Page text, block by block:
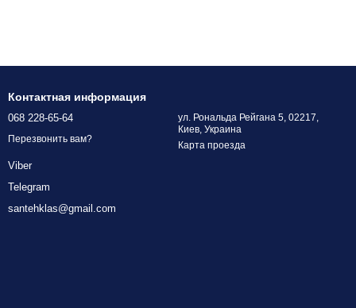
Контактная информация
068 228-65-64
Перезвонить вам?
Viber
Telegram
santehklas@gmail.com
ул. Рональда Рейгана 5, 02217,
Киев, Украина
Карта проезда